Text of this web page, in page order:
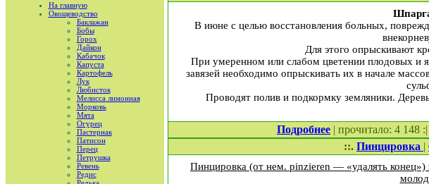
На главную
Овощеводство
Баклажан
Бобы
Горох
Дайкон
Кабачок
Капуста
Картофель
Лук
Любисток
Мелисса лимонная
Морковь
Мята
Огурец
Пастернак
Патисон
Перец
Петрушка
Ревень
Редис
В июне с целью восстановления больных,
Для этого опрыскивают
При умеренном или слабом цветении плодовых и
завязей необходимо опрыскивать их в начале
Проводят полив и подкормку земляники.
Подробнее | прочитало: 4 148 :|
::. Пинцировка |
Пинцировка (от нем. pinzieren — «удалять